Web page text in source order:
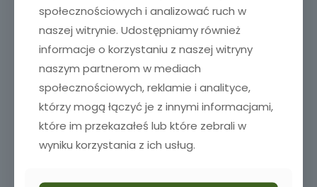
W43 W44 W45
społecznościowych i analizować ruch w
naszej witrynie. Udostępniamy również
informacje o korzystaniu z naszej witryny
naszym partnerom w mediach
społecznościowych, reklamie i analityce,
którzy mogą łączyć je z innymi informacjami,
które im przekazałeś lub które zebrali w
wyniku korzystania z ich usług.